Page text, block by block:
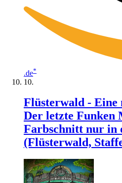
.de*
Flüsterwald - Eine
Der letzte Funken
Farbschnitt nur in
(Flüsterwald,